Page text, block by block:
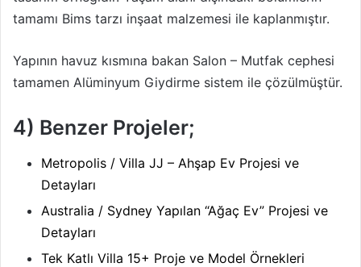
tamamı Bims tarzı inşaat malzemesi ile kaplanmıştır.
Yapının havuz kısmına bakan Salon – Mutfak cephesi
tamamen Alüminyum Giydirme sistem ile çözülmüştür.
4) Benzer Projeler;
Metropolis / Villa JJ – Ahşap Ev Projesi ve
Detayları
Australia / Sydney Yapılan “Ağaç Ev” Projesi ve
Detayları
Tek Katlı Villa 15+ Proje ve Model Örnekleri